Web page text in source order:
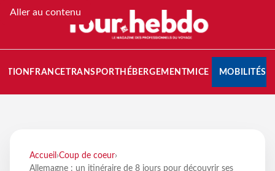
Aller au contenu
FRANCETRANSPORT HÉBERGEMENTMICE MOBILITÉS
Accueil ›Coup de coeur›
Allemagne : un itinéraire de 8 jours pour découvrir ses